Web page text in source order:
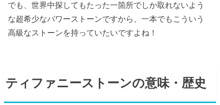
でも、世界中探してもたった一箇所でしか取れないよう
な超希少なパワーストーンですから、一本でもこういう
高級なストーンを持っていたいですよね！
ティファニーストーンの意味・歴史